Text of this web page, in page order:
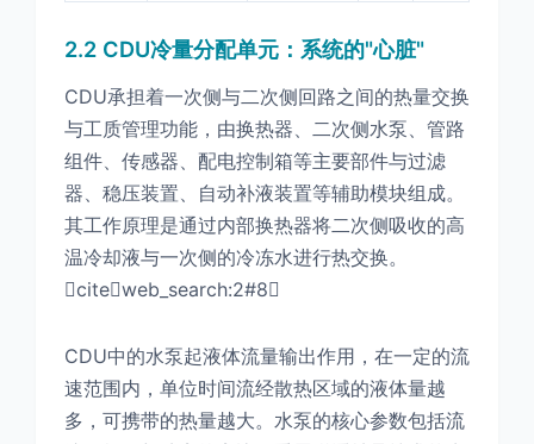
2.2 CDU冷量分配单元：系统的"心脏"
CDU承担着一次侧与二次侧回路之间的热量交换
与工质管理功能，由换热器、二次侧水泵、管路
组件、传感器、配电控制箱等主要部件与过滤
器、稳压装置、自动补液装置等辅助模块组成。
其工作原理是通过内部换热器将二次侧吸收的高
温冷却液与一次侧的冷冻水进行热交换。
citeweb_search:2#8
CDU中的水泵起液体流量输出作用，在一定的流
速范围内，单位时间流经散热区域的液体量越
多，可携带的热量越大。水泵的核心参数包括流